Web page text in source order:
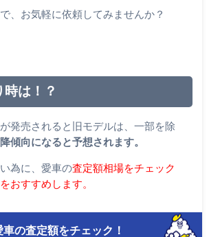
、お気軽に依頼してみませんか？
は！？
発売されると旧モデルは、一部を除
傾向になると予想されます。
為に、愛車の査定額相場をチェック
おすすめします。
車の査定額をチェック！